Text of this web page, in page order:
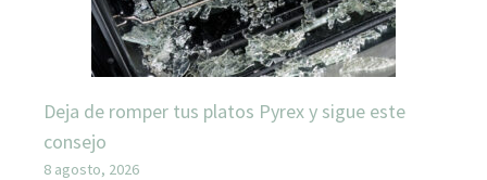
Deja de romper tus platos Pyrex y sigue este
consejo
8 agosto, 2026